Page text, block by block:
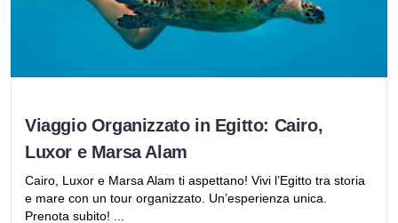
Viaggio Organizzato in Egitto: Cairo,
Luxor e Marsa Alam
Cairo, Luxor e Marsa Alam ti aspettano! Vivi l’Egitto tra storia
e mare con un tour organizzato. Un’esperienza unica.
Prenota subito! ...